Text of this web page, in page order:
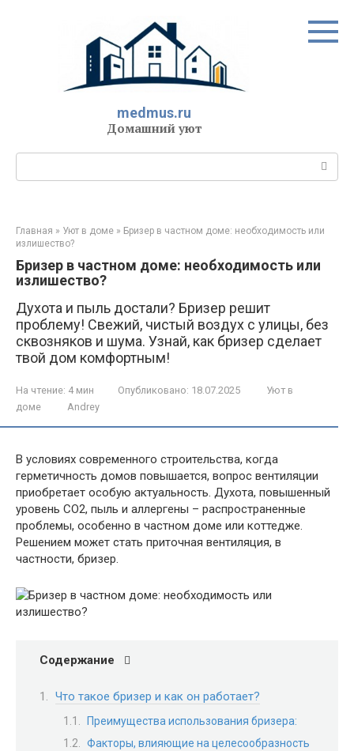
medmus.ru
Домашний уют
Главная » Уют в доме » Бризер в частном доме: необходимость или
излишество?
Бризер в частном доме: необходимость или
излишество?
Духота и пыль достали? Бризер решит
проблему! Свежий, чистый воздух с улицы, без
сквозняков и шума. Узнай, как бризер сделает
твой дом комфортным!
На чтение: 4 мин Опубликовано: 18.07.2025
Уют в
доме
Andrey
В условиях современного строительства, когда
герметичность домов повышается, вопрос вентиляции
приобретает особую актуальность. Духота, повышенный
уровень CO2, пыль и аллергены – распространенные
проблемы, особенно в частном доме или коттедже.
Решением может стать приточная вентиляция, в
частности, бризер.
Содержание
Что такое бризер и как он работает?
Преимущества использования бризера:
Факторы, влияющие на целесообразность